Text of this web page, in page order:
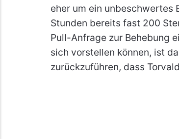
eher um ein unbeschwertes
Stunden bereits fast 200
Pull-Anfrage zur Behebung
sich vorstellen können, ist
zurückzuführen, dass